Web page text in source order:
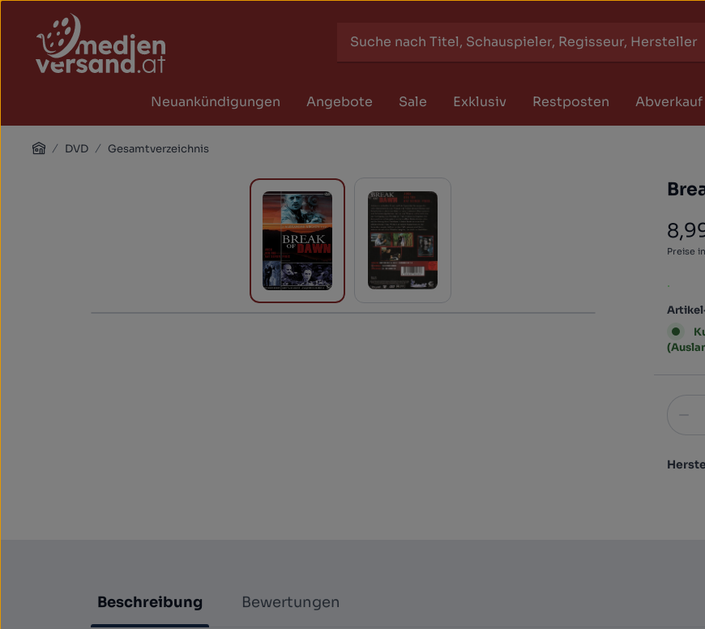
Zum Hauptinhalt springen
Zur Suche springen
Zur Hauptnavigation springen
Neuankündigungen Angebote Sale Exklusiv Restposten Abverkauf
HomeDVD Gesamtverzeichnis
Bildergalerie überspringen
Preise
.
Beschreibung Bewertungen